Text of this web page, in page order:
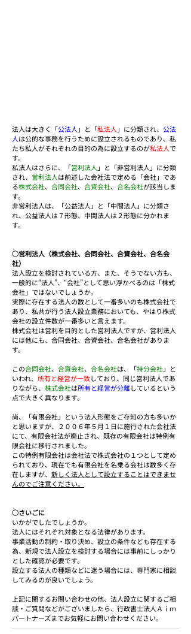
法人は大きく「公法人 」と「私法人 」に分類され、 公法
人は公的な事務を行うために設立されるものであり、私
たち私人がそれぞれの目的の為に設立するのが私法人で
す。
私法人はさらに、「営利法人 」と「非営利法人」に分類
され、 営利法人は前述した会社法で定める「会社」であ
る株式会社、 合同会社、 合資会社、 合名会社が該当しま
す。
非営利法人は、「公益法人」と「中間法人」に分類さ
れ、公益法人は７形態、中間法人は２形態に分かれま
す。
○営利法人（株式会社、合同会社、合資会社、合名会
社）
法人設立を検討されている方、また、そうでない方も、
一般的に“法人”、“会社”として思い浮かべるのは「株式
会社」ではないでしょうか。
実際に存在する法人の数として一番多いのも株式会社で
あり、私共が行う法人設立業務においても、やはり株式
会社の設立件数が一番多いと言えます。
株式会社は営利を目的とした営利法人ですが、営利法人
には他にも、合同会社、合資会社、合名会社がありま
す。
この合同会社、 合資会社、 合名会社は、「持分会社」と
いわれ、 所有と経営が一致しており、同じ営利法人であ
りながら、 株式会社は所有と経営が分離しているという
点で大きく異なります。
尚、「有限会社」という法人形態をご存知の方も多いか
と思いますが、２００６年５月１日に施行された会社法
にて、有限会社法が廃止され、既存の有限会社は特例有
限会社に移行されました。
この特例有限会社は会社法で株式会社の１つとして定め
られており、現在でも有限会社を名乗る会社は数多く存
在しますが、 新しく法人として設立することはできませ
んのでご注意ください。
○さいごに
いかがでしたでしょうか。
法人にはそれぞれ対象となる法律があります。
事業活動の制約・取り決め、設立の条件なども存在する
為、新規で法人設立を検討する場合には事前にしっかり
とした確認が必要です。
設立する法人の種類などに迷う場合には、専門家に相談
してみるのが良いでしょう。
上記に関するお問い合わせの他、法人設立に関するご相
談・ご質問などがございましたら、行政書士法人Ａｉｍ
パートナーズまでお気軽にお問い合わせください。